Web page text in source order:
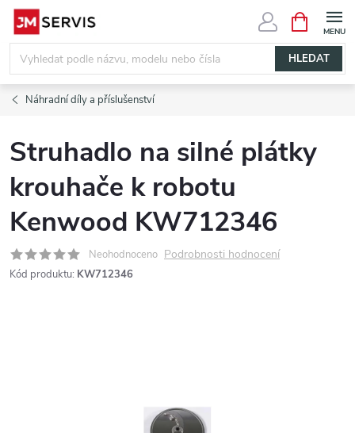
Přejít
obsah
HLEDAT
NÁKUPNÍ
KOŠÍK
Náhradní díly a příslušenství
Struhadlo na silné plátky
krouhače k robotu
Kenwood KW712346
Neohodnoceno Podrobnosti hodnocení
Kód produktu: KW712346